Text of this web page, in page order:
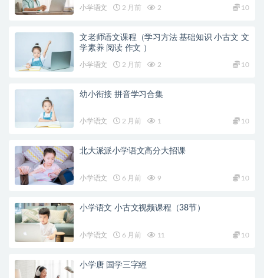
小学语文 2 月前 2 10
文老师语文课程（学习方法 基础知识 小古文 文
学素养 阅读 作文 ）
小学语文 2 月前 2 10
幼小衔接 拼音学习合集
小学语文 2 月前 1 10
北大派派小学语文高分大招课
小学语文 6 月前 9 10
小学语文 小古文视频课程（38节）
小学语文 6 月前 11 10
小学唐 国学三字經